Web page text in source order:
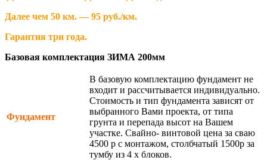
Далее чем 50 км. — 95 руб./км.
Гарантия три года.
Базовая комплектация ЗИМА 200мм
Фундамент
В базовую комплектацию фундамент не
входит и рассчитывается индивидуально.
Стоимость и тип фундамента зависят от
выбранного Вами проекта, от типа
грунта и перепада высот на Вашем
участке. Свайно- винтовой цена за сваю
4500 р с монтажом, столбчатый 1500р за
тумбу из 4 х блоков.